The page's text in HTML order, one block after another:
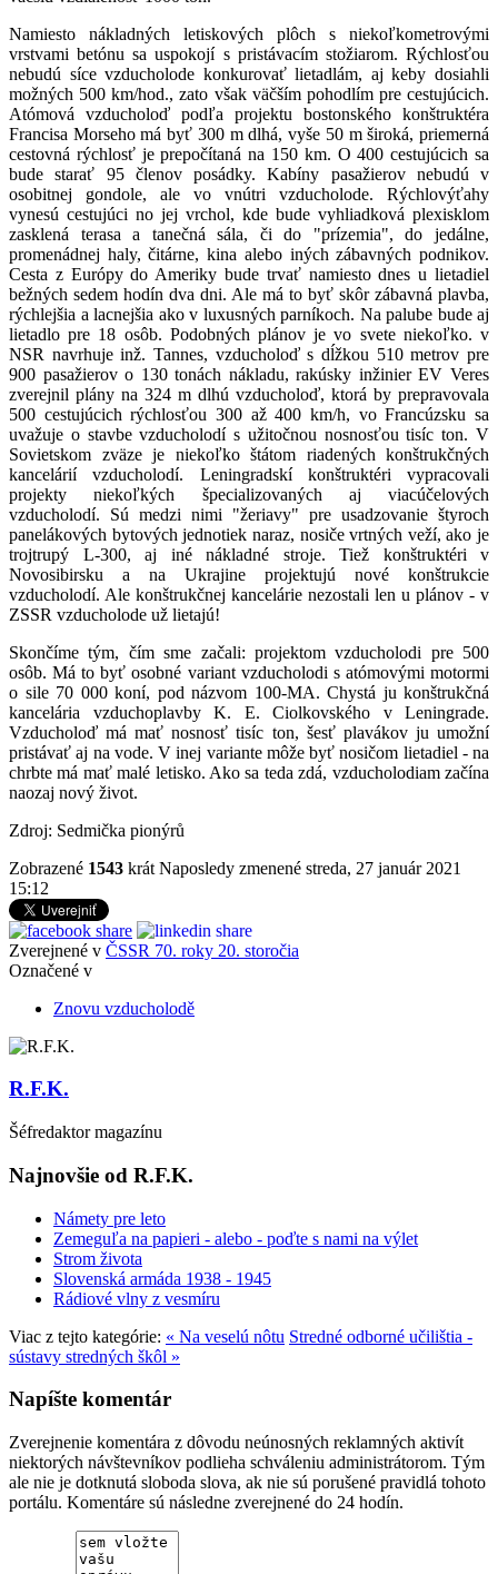
Namiesto nákladných letiskových plôch s niekoľkometrovými
vrstvami betónu sa uspokojí s pristávacím stožiarom. Rýchlosťou
nebudú síce vzducholode konkurovať lietadlám, aj keby dosiahli
možných 500 km/hod., zato však väčším pohodlím pre cestujúcich.
Atómová vzducholoď podľa projektu bostonského konštruktéra
Francisa Morseho má byť 300 m dlhá, vyše 50 m široká, priemerná
cestovná rýchlosť je prepočítaná na 150 km. O 400 cestujúcich sa
bude starať 95 členov posádky. Kabíny pasažierov nebudú v
osobitnej gondole, ale vo vnútri vzducholode. Rýchlovýťahy
vynesú cestujúci no jej vrchol, kde bude vyhliadková plexisklom
zasklená terasa a tanečná sála, či do "prízemia", do jedálne,
promenádnej haly, čitárne, kina alebo iných zábavných podnikov.
Cesta z Európy do Ameriky bude trvať namiesto dnes u lietadiel
bežných sedem hodín dva dni. Ale má to byť skôr zábavná plavba,
rýchlejšia a lacnejšia ako v luxusných parníkoch. Na palube bude aj
lietadlo pre 18 osôb. Podobných plánov je vo svete niekoľko. v
NSR navrhuje inž. Tannes, vzducholoď s dĺžkou 510 metrov pre
900 pasažierov o 130 tonách nákladu, rakúsky inžinier EV Veres
zverejnil plány na 324 m dlhú vzducholoď, ktorá by prepravovala
500 cestujúcich rýchlosťou 300 až 400 km/h, vo Francúzsku sa
uvažuje o stavbe vzducholodí s užitočnou nosnosťou tisíc ton. V
Sovietskom zväze je niekoľko štátom riadených konštrukčných
kancelárií vzducholodí. Leningradskí konštruktéri vypracovali
projekty niekoľkých špecializovaných aj viacúčelových
vzducholodí. Sú medzi nimi "žeriavy" pre usadzovanie štyroch
panelákových bytových jednotiek naraz, nosiče vrtných veží, ako je
trojtrupý L-300, aj iné nákladné stroje. Tiež konštruktéri v
Novosibirsku a na Ukrajine projektujú nové konštrukcie
vzducholodí. Ale konštrukčnej kancelárie nezostali len u plánov - v
ZSSR vzducholode už lietajú!
Skončíme tým, čím sme začali: projektom vzducholodi pre 500
osôb. Má to byť osobné variant vzducholodi s atómovými motormi
o sile 70 000 koní, pod názvom 100-MA. Chystá ju konštrukčná
kancelária vzduchoplavby K. E. Ciolkovského v Leningrade.
Vzducholoď má mať nosnosť tisíc ton, šesť plavákov ju umožní
pristávať aj na vode. V inej variante môže byť nosičom lietadiel - na
chrbte má mať malé letisko. Ako sa teda zdá, vzducholodiam začína
naozaj nový život.
Zdroj: Sedmička pionýrů
Zobrazené 1543 krát Naposledy zmenené streda, 27 január 2021
15:12
Zverejnené v ČSSR 70. roky 20. storočia
Označené v
Znovu vzducholodě
R.F.K.
Šéfredaktor magazínu
Najnovšie od R.F.K.
Námety pre leto
Zemeguľa na papieri - alebo - poďte s nami na výlet
Strom života
Slovenská armáda 1938 - 1945
Rádiové vlny z vesmíru
Viac z tejto kategórie: « Na veselú nôtu Stredné odborné učilištia -
sústavy stredných škôl »
Napíšte komentár
Zverejnenie komentára z dôvodu neúnosných reklamných aktivít
niektorých návštevníkov podlieha schváleniu administrátorom. Tým
ale nie je dotknutá sloboda slova, ak nie sú porušené pravidlá tohoto
portálu. Komentáre sú následne zverejnené do 24 hodín.